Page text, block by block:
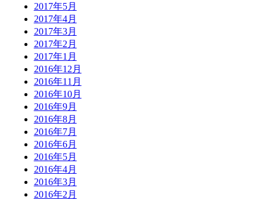
2017年5月
2017年4月
2017年3月
2017年2月
2017年1月
2016年12月
2016年11月
2016年10月
2016年9月
2016年8月
2016年7月
2016年6月
2016年5月
2016年4月
2016年3月
2016年2月